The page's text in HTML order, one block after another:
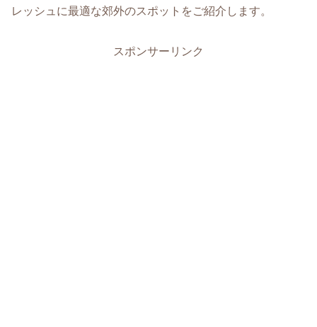
レッシュに最適な郊外のスポットをご紹介します。
スポンサーリンク